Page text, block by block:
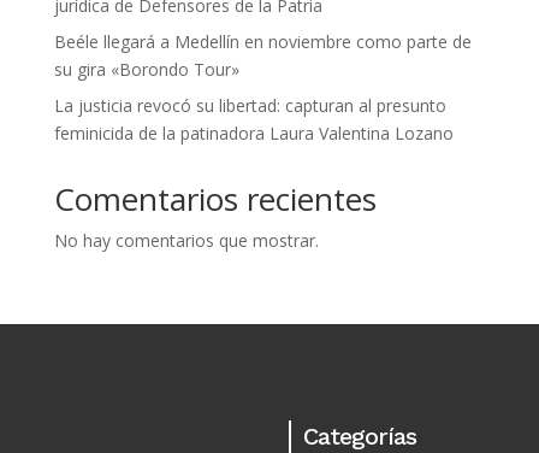
jurídica de Defensores de la Patria
Beéle llegará a Medellín en noviembre como parte de
su gira «Borondo Tour»
La justicia revocó su libertad: capturan al presunto
feminicida de la patinadora Laura Valentina Lozano
Comentarios recientes
No hay comentarios que mostrar.
Categorías